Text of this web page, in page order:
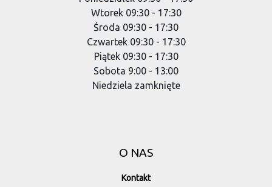
Wtorek 09:30 - 17:30
Środa 09:30 - 17:30
Czwartek 09:30 - 17:30
Piątek 09:30 - 17:30
Sobota 9:00 - 13:00
Niedziela zamknięte
O NAS
Kontakt